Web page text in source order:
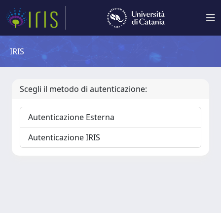
IRIS
Scegli il metodo di autenticazione:
Autenticazione Esterna
Autenticazione IRIS